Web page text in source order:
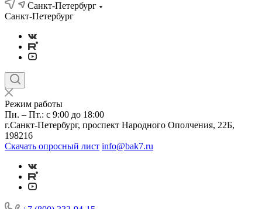
Санкт-Петербург
Санкт-Петербург
Режим работы
Пн. – Пт.: с 9:00 до 18:00
г.Санкт-Петербург, проспект Народного Ополчения, 22Б,
198216
Скачать опросный лист info@bak7.ru